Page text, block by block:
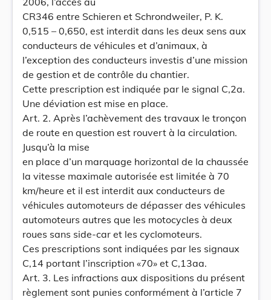
CR346 entre Schieren et Schrondweiler, P. K.
0,515 – 0,650, est interdit dans les deux sens aux
conducteurs de véhicules et d’animaux, à
l’exception des conducteurs investis d’une mission
de gestion et de contrôle du chantier.
Cette prescription est indiquée par le signal C,2a.
Une déviation est mise en place.
Art. 2. Après l’achèvement des travaux le tronçon
de route en question est rouvert à la circulation.
Jusqu’à la mise
en place d’un marquage horizontal de la chaussée
la vitesse maximale autorisée est limitée à 70
km/heure et il est interdit aux conducteurs de
véhicules automoteurs de dépasser des véhicules
automoteurs autres que les motocycles à deux
roues sans side-car et les cyclomoteurs.
Ces prescriptions sont indiquées par les signaux
C,14 portant l’inscription «70» et C,13aa.
Art. 3. Les infractions aux dispositions du présent
règlement sont punies conformément à l’article 7